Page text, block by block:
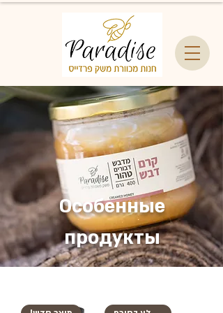
Особенные
продукты